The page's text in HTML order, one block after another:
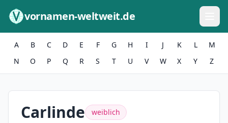
vornamen-weltweit.de
A B C D E F G H I J K L
M
N
O P Q R S T U V W X Y Z
Carlinde weiblich